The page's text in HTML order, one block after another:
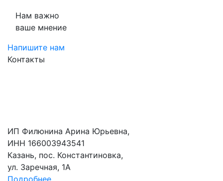
Нам важно
ваше мнение
Напишите нам
Контакты
ИП Филюнина Арина Юрьевна,
ИНН 166003943541
Казань, пос. Константиновка,
ул. Заречная, 1А